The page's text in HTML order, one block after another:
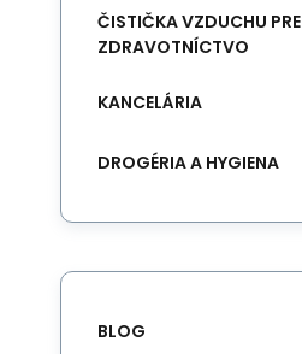
ČISTIČKA VZDUCHU PRE
ZDRAVOTNÍCTVO
KANCELÁRIA
DROGÉRIA A HYGIENA
BLOG